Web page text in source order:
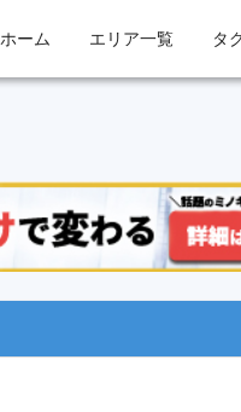
ホーム エリア一覧 タ